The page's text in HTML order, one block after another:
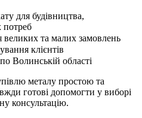
для будівництва,
потреб
великих та малих замовлень
клієнтів
Волинській області
металу простою та
готові допомогти у виборі
консультацію.